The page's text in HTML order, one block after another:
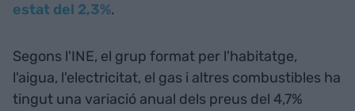
estat del 2,3%.
Segons l'INE, el grup format per l'habitatge,
l'aigua, l'electricitat, el gas i altres combustibles ha
tingut una variació anual dels preus del 4,7%